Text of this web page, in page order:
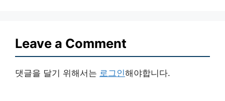
Leave a Comment
댓글을 달기 위해서는 로그인해야합니다.